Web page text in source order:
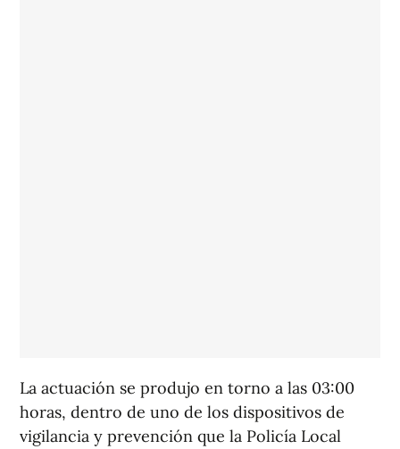
La actuación se produjo en torno a las 03:00
horas, dentro de uno de los dispositivos de
vigilancia y prevención que la Policía Local